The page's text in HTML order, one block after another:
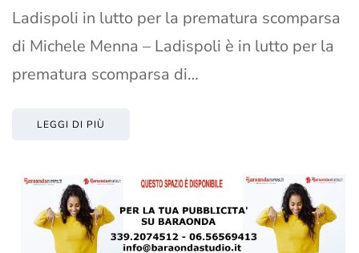
Ladispoli in lutto per la prematura scomparsa
di Michele Menna – Ladispoli è in lutto per la
prematura scomparsa di…
LEGGI DI PIÙ